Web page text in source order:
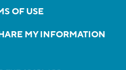
OF USE
MY INFORMATION